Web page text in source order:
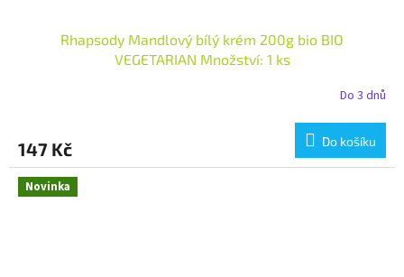
Rhapsody Mandlový bílý krém 200g bio BIO
VEGETARIAN Množství: 1 ks
Do 3 dnů
147 Kč Do košíku
Novinka